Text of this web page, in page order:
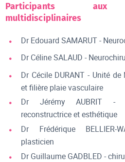
Participants aux
multidisciplinaires
Dr Edouard SAMARUT -
Dr Céline SALAUD -
Dr Cécile DURANT - Unité
et filière plaie vasculaire
Dr Jérémy AUBRIT -
reconstructrice et esthétique
Dr Frédérique BELLIER-
plasticien
Dr Guillaume GADBLED -